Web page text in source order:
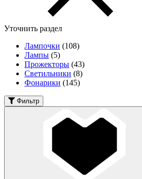
Уточнить раздел
Лампочки (108)
Лампы (5)
Прожекторы (43)
Светильники (8)
Фонарики (145)
Фильтр